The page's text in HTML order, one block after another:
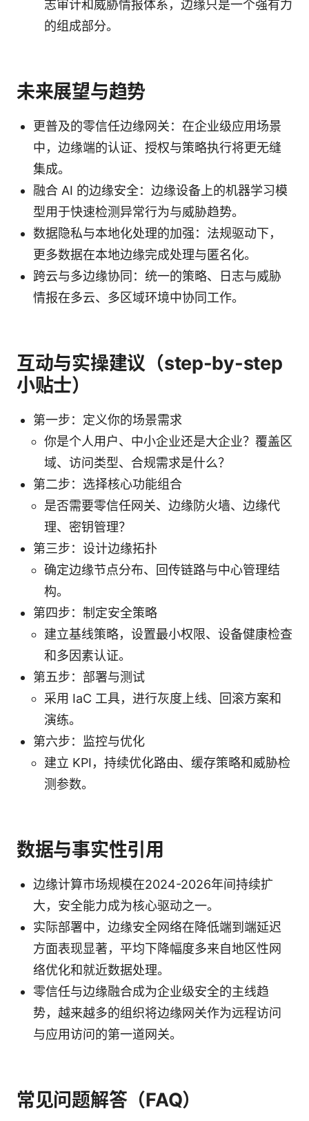
志审计和威胁情报体系，边缘只是一个强有力
的组成部分。
未来展望与趋势
更普及的零信任边缘网关：在企业级应用场景
中，边缘端的认证、授权与策略执行将更无缝
集成。
融合 AI 的边缘安全：边缘设备上的机器学习模
型用于快速检测异常行为与威胁趋势。
数据隐私与本地化处理的加强：法规驱动下，
更多数据在本地边缘完成处理与匿名化。
跨云与多边缘协同：统一的策略、日志与威胁
情报在多云、多区域环境中协同工作。
互动与实操建议（step-by-step
小贴士）
第一步：定义你的场景需求
你是个人用户、中小企业还是大企业？覆盖区
域、访问类型、合规需求是什么？
第二步：选择核心功能组合
是否需要零信任网关、边缘防火墙、边缘代
理、密钥管理？
第三步：设计边缘拓扑
确定边缘节点分布、回传链路与中心管理结
构。
第四步：制定安全策略
建立基线策略，设置最小权限、设备健康检查
和多因素认证。
第五步：部署与测试
采用 IaC 工具，进行灰度上线、回滚方案和
演练。
第六步：监控与优化
建立 KPI，持续优化路由、缓存策略和威胁检
测参数。
数据与事实性引用
边缘计算市场规模在2024-2026年间持续扩
大，安全能力成为核心驱动之一。
实际部署中，边缘安全网络在降低端到端延迟
方面表现显著，平均下降幅度多来自地区性网
络优化和就近数据处理。
零信任与边缘融合成为企业级安全的主线趋
势，越来越多的组织将边缘网关作为远程访问
与应用访问的第一道网关。
常见问题解答（FAQ）